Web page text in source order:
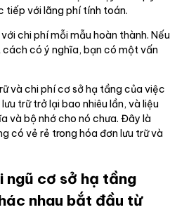
tiếp với lãng phí tính toán.
chi phí mỗi mẫu hoàn thành. Nếu
có ý nghĩa, bạn có một vấn
và chi phí cơ sở hạ tầng của việc
trữ trở lại bao nhiêu lần, và liệu
và bộ nhớ cho nó chưa. Đây là
có vẻ rẻ trong hóa đơn lưu trữ và
ngũ cơ sở hạ tầng
nhau bắt đầu từ